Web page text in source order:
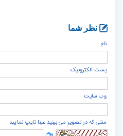
نظر شما
نام
پست الكترونيک
وب سایت
متنی که در تصویر می بینید عینا تایپ نمایید